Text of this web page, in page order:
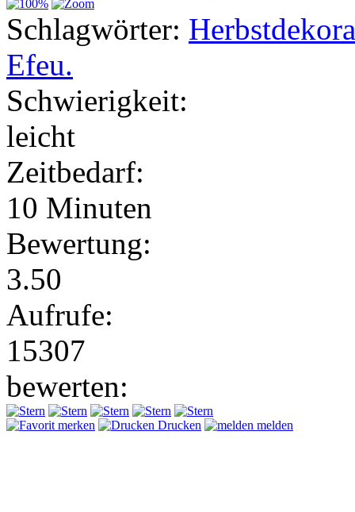
Schlagwörter:
Efeu.
Schwierigkeit:
leicht
Zeitbedarf:
10 Minuten
Bewertung:
3.50
Aufrufe:
15307
bewerten:
merken Drucken melden